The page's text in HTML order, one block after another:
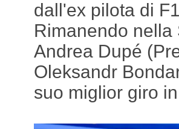
dall'ex pilota di
Rimanendo
Andrea Dupé
Oleksandr
suo miglior giro